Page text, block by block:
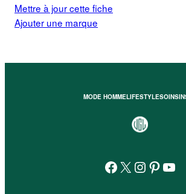
Mettre à jour cette fiche
Ajouter une marque
MODE HOMMELIFESTYLESOINS
Facebook
X Instagram